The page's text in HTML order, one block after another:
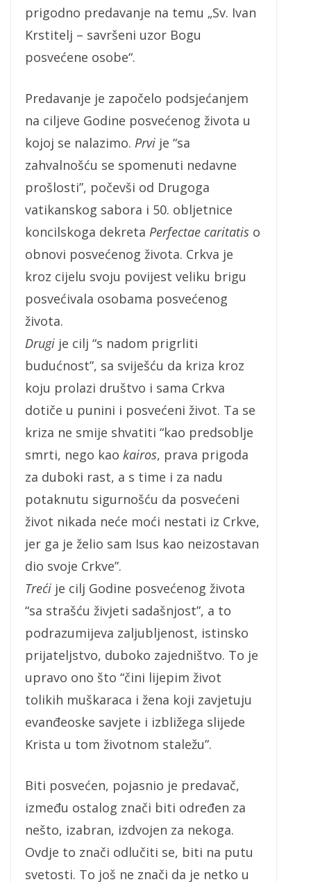
prigodno predavanje na temu „Sv. Ivan
Krstitelj – savršeni uzor Bogu
posvećene osobe“.
Predavanje je započelo podsjećanjem
na ciljeve Godine posvećenog života u
kojoj se nalazimo. Prvi je “sa
zahvalnošću se spomenuti nedavne
prošlosti”, počevši od Drugoga
vatikanskog sabora i 50. obljetnice
koncilskoga dekreta Perfectae caritatis o
obnovi posvećenog života. Crkva je
kroz cijelu svoju povijest veliku brigu
posvećivala osobama posvećenog
života.
Drugi je cilj “s nadom prigrliti
budućnost”, sa sviješću da kriza kroz
koju prolazi društvo i sama Crkva
dotiče u punini i posvećeni život. Ta se
kriza ne smije shvatiti “kao predsoblje
smrti, nego kao kairos, prava prigoda
za duboki rast, a s time i za nadu
potaknutu sigurnošću da posvećeni
život nikada neće moći nestati iz Crkve,
jer ga je želio sam Isus kao neizostavan
dio svoje Crkve”.
Treći je cilj Godine posvećenog života
“sa strašću živjeti sadašnjost”, a to
podrazumijeva zaljubljenost, istinsko
prijateljstvo, duboko zajedništvo. To je
upravo ono što “čini lijepim život
tolikih muškaraca i žena koji zavjetuju
evanđeoske savjete i izbližega slijede
Krista u tom životnom staležu”.
Biti posvećen, pojasnio je predavač,
između ostalog znači biti određen za
nešto, izabran, izdvojen za nekoga.
Ovdje to znači odlučiti se, biti na putu
svetosti. To još ne znači da je netko u